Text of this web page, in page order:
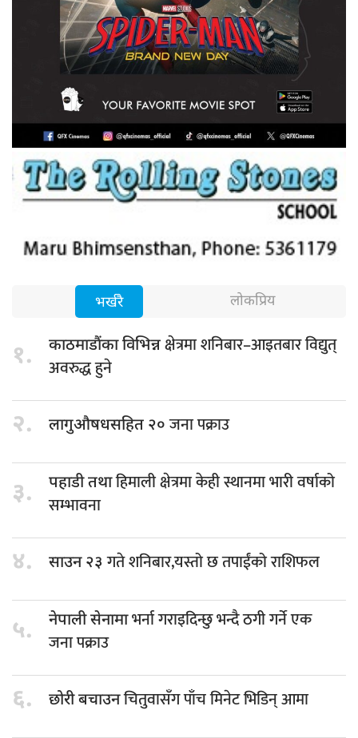
भर्खरै लोकप्रिय
१. काठमाडौंका विभिन्नक्षेत्रमा शनिबार–आइतबार विद्युत्
अवरुद्ध हुने
२. लागुऔषधसहित २०जना पक्राउ
३. पहाडी तथाहिमाली क्षेत्रमा केही स्थानमा भारी वर्षाको
सम्भावना
४. साउन २३गते शनिबार,यस्तो छ तपाईंको राशिफल
५. नेपाली सेनामाभर्ना गराइदिन्छु भन्दै ठगी गर्ने एक
जना पक्राउ
६. छोरी बचाउनचितुवासँग पाँच मिनेट भिडिन् आमा